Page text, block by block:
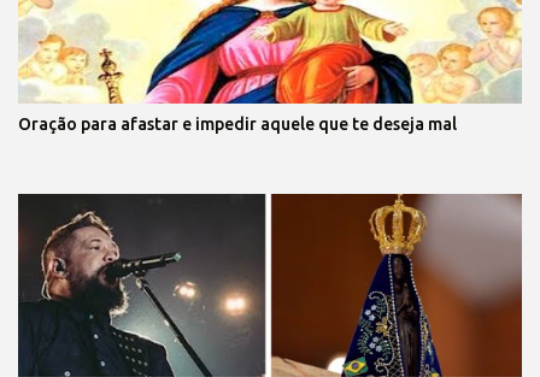
Oração para afastar e impedir aquele que te deseja mal